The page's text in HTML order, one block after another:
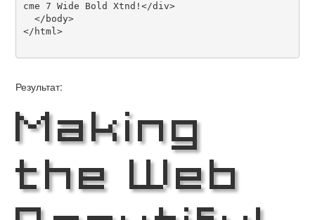
cme 7 Wide Bold Xtnd!</div>
</html>
Результат:
Making
the Web